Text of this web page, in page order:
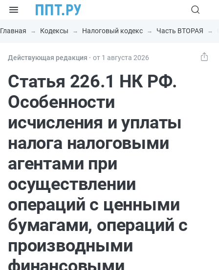
Главная Кодексы Налоговый кодекс Часть ВТОРАЯ
Действующая редакция ⸱ от 1 августа 2026
Статья 226.1 НК РФ.
Особенности
исчисления и уплаты
налога налоговыми
агентами при
осуществлении
операций с ценными
бумагами, операций с
производными